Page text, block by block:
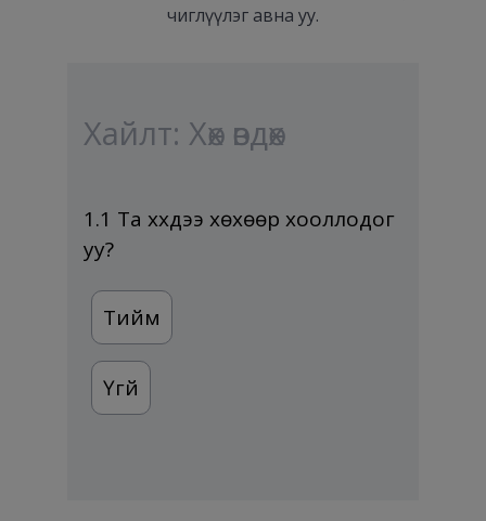
чиглүүлэг авна уу.
Хайлт: Хөх өвдөх
1.1 Та хүүхдээ хөхөөр хооллодог
уу?
Тийм
Үгүй